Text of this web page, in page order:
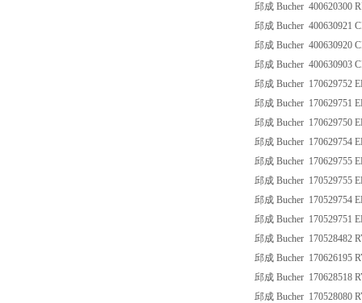
邱成 Bucher 400620300
邱成 Bucher 400630921
邱成 Bucher 400630920
邱成 Bucher 400630903
邱成 Bucher 170629752
邱成 Bucher 170629751
邱成 Bucher 170629750
邱成 Bucher 170629754
邱成 Bucher 170629755
邱成 Bucher 170529755
邱成 Bucher 170529754
邱成 Bucher 170529751
邱成 Bucher 170528482
邱成 Bucher 170626195
邱成 Bucher 170628518
邱成 Bucher 170528080